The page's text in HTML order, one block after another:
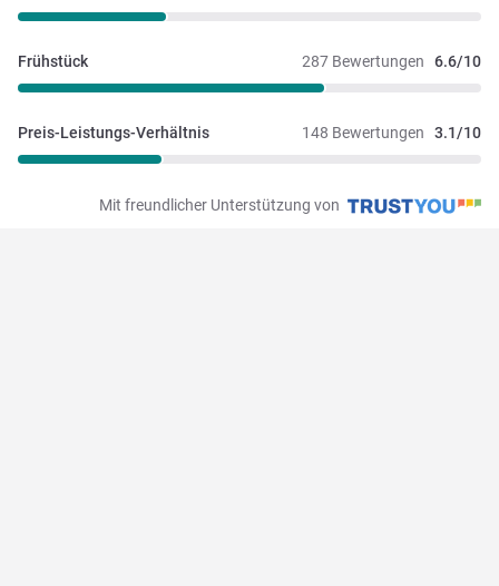
287 Bewertungen 6.6/10
Frühstück
148 Bewertungen 3.1/10
Preis-Leistungs-Verhältnis
Mit freundlicher Unterstützung von